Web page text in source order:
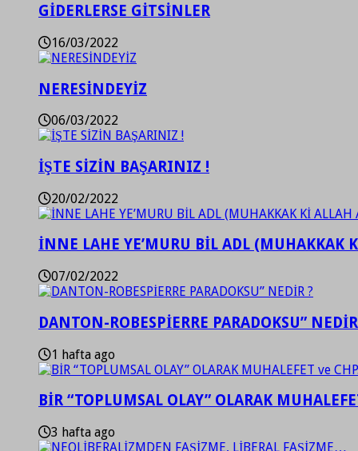
GİDERLERSE GİTSİNLER
16/03/2022
NERESİNDEYİZ
06/03/2022
İŞTE SİZİN BAŞARINIZ !
20/02/2022
İNNE LAHE YE’MURU BİL ADL (MUHAKKAK
07/02/2022
DANTON-ROBESPİERRE PARADOKSU”
1 hafta ago
BİR “TOPLUMSAL OLAY” OLARAK
3 hafta ago